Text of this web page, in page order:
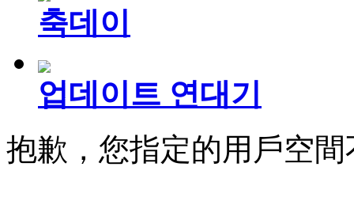
축데이
업데이트 연대기
抱歉，您指定的用戶空間